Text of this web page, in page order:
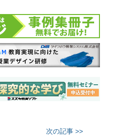
次の記事 >>